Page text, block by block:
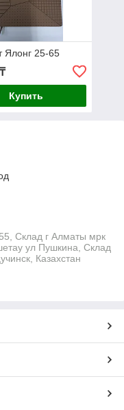
Ялонг 25-65
Купить
Склад г Алматы мрк
ул Пушкина, Склад
Казахстан